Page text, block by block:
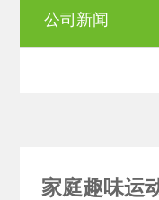
公司新闻
家庭趣味运